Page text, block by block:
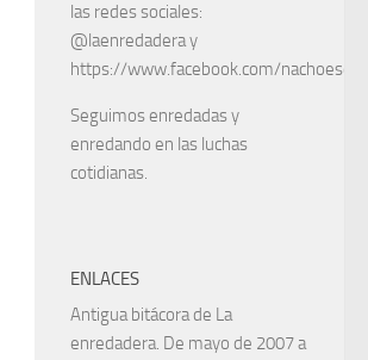
las redes sociales:
@laenredadera y
https://www.facebook.com/
Seguimos enredadas y
enredando en las luchas
cotidianas.
ENLACES
Antigua bitácora de La
enredadera. De mayo de 2007 a